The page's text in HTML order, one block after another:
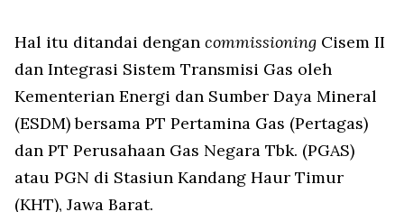
Hal itu ditandai dengan commissioning Cisem II
dan Integrasi Sistem Transmisi Gas oleh
Kementerian Energi dan Sumber Daya Mineral
(ESDM) bersama PT Pertamina Gas (Pertagas)
dan PT Perusahaan Gas Negara Tbk. (PGAS)
atau PGN di Stasiun Kandang Haur Timur
(KHT), Jawa Barat.